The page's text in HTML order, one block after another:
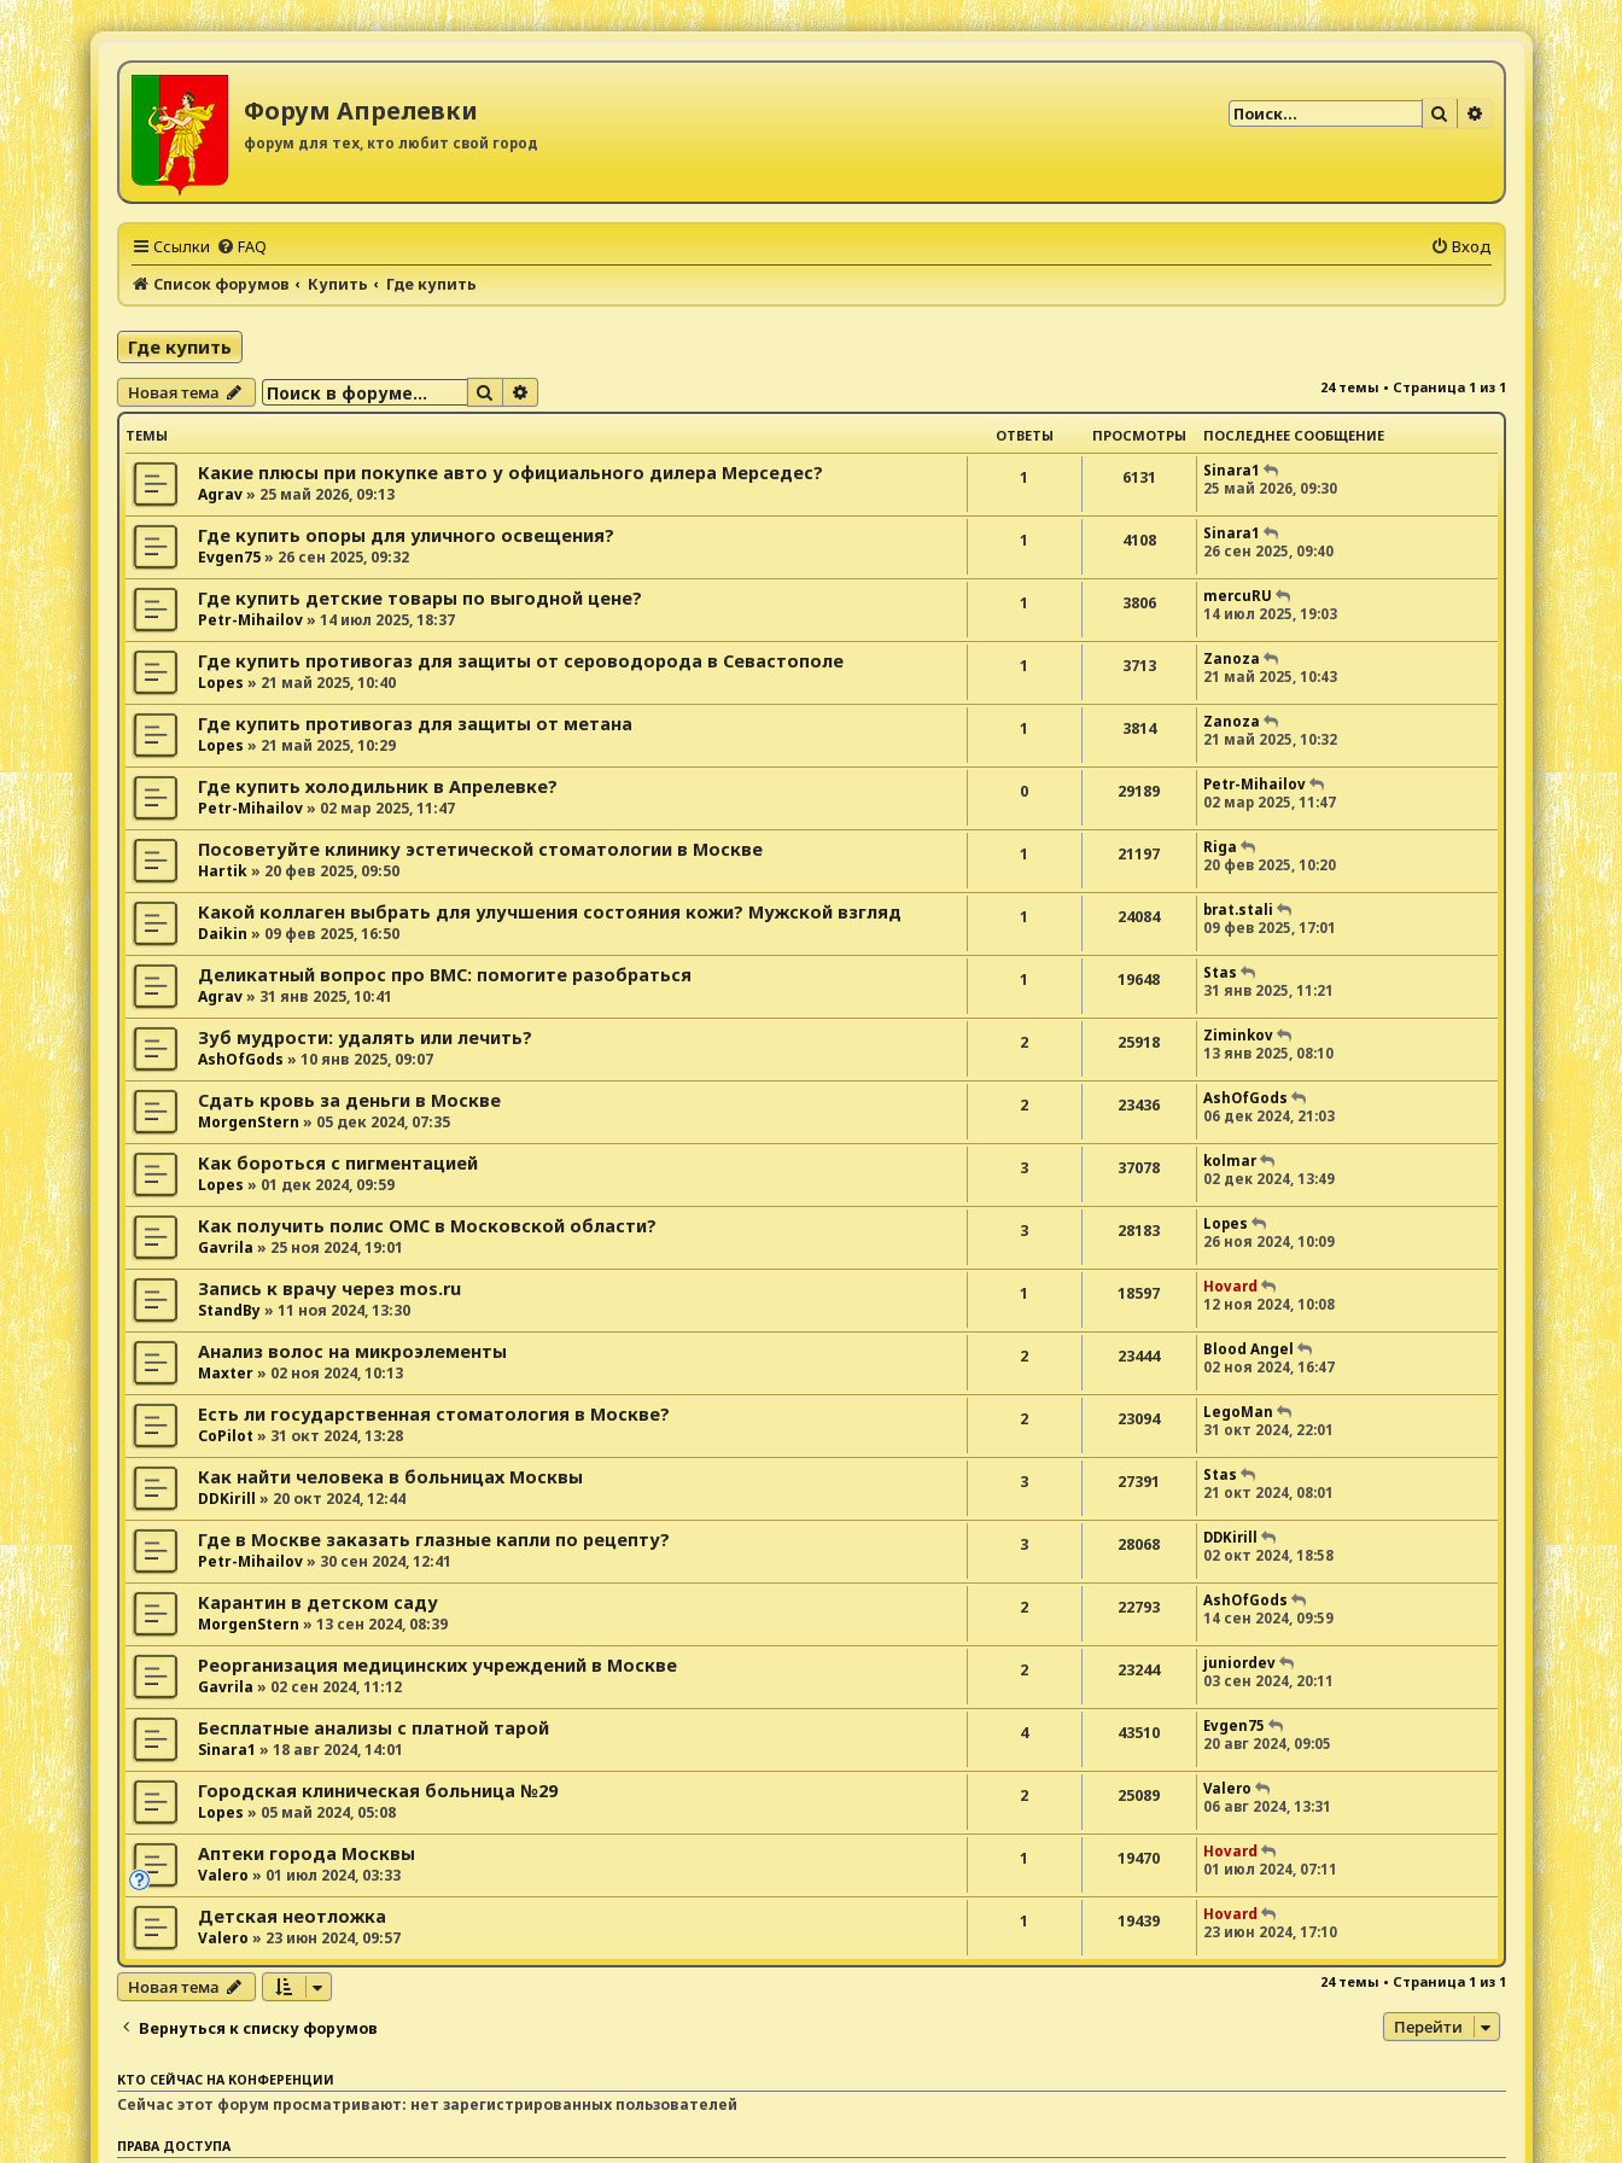
Форум Апрелевки
форум для тех, кто любит свой город
Поиск Расширенный
Ссылки FAQ
Вход
Список форумов
Купить Где купить
Где купить
Новая тема Поиск 24 темы • Страница 1 из 1
ТЕМЫ ОТВЕТЫ ПРОСМОТРЫ ПОСЛЕДНЕЕ СООБЩЕНИЕ
Какие плюсы при покупке авто у официального дилера Мерседес?
Agrav» 25 май 2026, 09:13
1 6131
Sinara1
25 май 2026, 09:30
Где купить опоры для уличного освещения?
Evgen75» 26 сен 2025, 09:32
1 4108
Sinara1
26 сен 2025, 09:40
Где купить детские товары по выгодной цене?
Petr-Mihailov» 14 июл 2025, 18:37
1 3806
mercuRU
14 июл 2025, 19:03
Где купить противогаз для защиты от сероводорода в Севастополе
Lopes » 21 май 2025, 10:40
1 3713
Zanoza
21 май 2025, 10:43
Где купить противогаз для защиты от метана
Lopes » 21 май 2025, 10:29
1 3814
Zanoza
21 май 2025, 10:32
Где купить холодильник в Апрелевке?
Petr-Mihailov» 02 мар 2025, 11:47
0 29189
Petr-Mihailov
02 мар 2025, 11:47
Посоветуйте клинику эстетической стоматологии в Москве
Hartik» 20 фев 2025, 09:50
1 21197
Riga
20 фев 2025, 10:20
Какой коллаген выбрать для улучшения состояния кожи? Мужской взгляд
Daikin » 09 фев 2025, 16:50
1 24084
brat.stali
09 фев 2025, 17:01
Деликатный вопрос про ВМС: помогите разобраться
Agrav» 31 янв 2025, 10:41
1 19648
Stas
31 янв 2025, 11:21
Зуб мудрости: удалять или лечить?
AshOfGods » 10 янв 2025, 09:07
2 25918
Ziminkov
13 янв 2025, 08:10
Сдать кровь за деньги в Москве
MorgenStern » 05 дек 2024, 07:35
2 23436
AshOfGods
06 дек 2024, 21:03
Как бороться с пигментацией
Lopes » 01 дек 2024, 09:59
3 37078
kolmar
02 дек 2024, 13:49
Как получить полис ОМС в Московской области?
Gavrila » 25 ноя 2024, 19:01
3 28183
Lopes
26 ноя 2024, 10:09
Запись к врачу через mos.ru
StandBy» 11 ноя 2024, 13:30
1 18597
Hovard
12 ноя 2024, 10:08
Анализ волос на микроэлементы
Maxter» 02 ноя 2024, 10:13
2 23444
Blood Angel
02 ноя 2024, 16:47
Есть ли государственная стоматология в Москве?
CoPilot » 31 окт 2024, 13:28
2 23094
LegoMan
31 окт 2024, 22:01
Как найти человека в больницах Москвы
DDKirill » 20 окт 2024, 12:44
3 27391
Stas
21 окт 2024, 08:01
Где в Москве заказать глазные капли по рецепту?
Petr-Mihailov» 30 сен 2024, 12:41
3 28068
DDKirill
02 окт 2024, 18:58
Карантин в детском саду
MorgenStern » 13 сен 2024, 08:39
2 22793
AshOfGods
14 сен 2024, 09:59
Реорганизация медицинских учреждений в Москве
Gavrila » 02 сен 2024, 11:12
2 23244
juniordev
03 сен 2024, 20:11
Бесплатные анализы с платной тарой
Sinara1 » 18 авг 2024, 14:01
4 43510
Evgen75
20 авг 2024, 09:05
Городская клиническая больница №29
Lopes » 05 май 2024, 05:08
2 25089
Valero
06 авг 2024, 13:31
Аптеки города Москвы
Valero » 01 июл 2024, 03:33
1 19470
Hovard
01 июл 2024, 07:11
Детская неотложка
Valero » 23 июн 2024, 09:57
1 19439
Hovard
23 июн 2024, 17:10
Новая тема 24 темы • Страница 1 из 1
Вернуться к списку форумов Перейти
КТО СЕЙЧАС НА КОНФЕРЕНЦИИ
Сейчас этот форум просматривают: нет зарегистрированных пользователей
ПРАВА ДОСТУПА